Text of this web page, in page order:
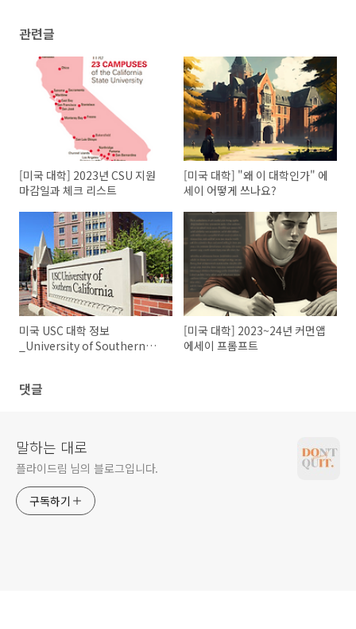
관련글
[미국 대학] 2023년 CSU 지원
마감일과 체크 리스트
[미국 대학] "왜 이 대학인가" 에
세이 어떻게 쓰나요?
미국 USC 대학 정보
_University of Southern
[미국 대학] 2023~24년 커먼앱
에세이 프롬프트
댓글
말하는 대로
플라이드림 님의 블로그입니다.
구독하기